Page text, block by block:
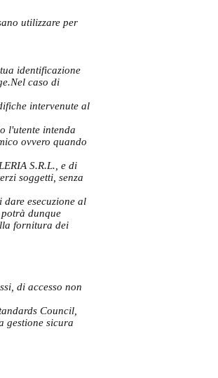
utilizzare per
identificazione
caso di
intervenute al
l'utente intenda
ovvero quando
S.R.L., e di
soggetti, senza
esecuzione al
dunque
fornitura dei
di accesso non
Council,
gestione sicura